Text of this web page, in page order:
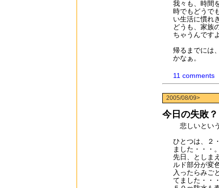
我々も、時間
時でもどうで
い生活に慣れ
どうも、家族
ちゃうんです
帰るまでには
かなぁ。
11 comments
2005/08/09>
今日の失敗
悲しいとい
ひとつは、２
ました・・・
先日、としま
ルド部分が変
入ったらみご
てました・・